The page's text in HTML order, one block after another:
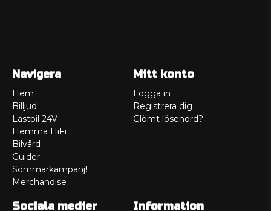
Navigera
Hem
Billjud
Lastbil 24V
Hemma HiFi
Bilvård
Guider
Sommarkampanj!
Merchandise
Mitt konto
Logga in
Registrera dig
Glömt lösenord?
Sociala medier Information